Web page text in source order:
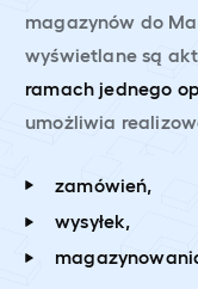
magazynów do
wyświetlane są
ramach jednego
umożliwia
zamówień,
wysyłek,